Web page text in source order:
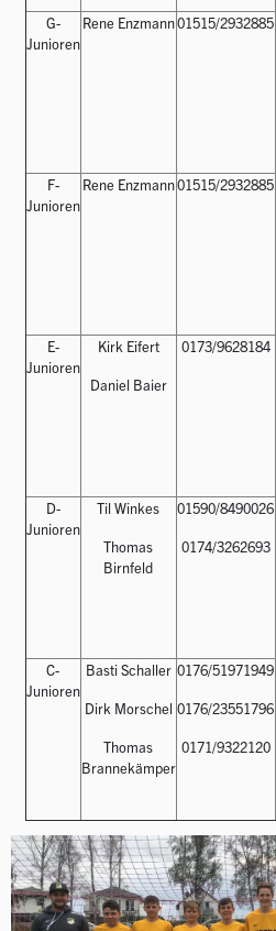
G-
Junioren
Rene Enzmann01515/2932885
F-
Junioren
Rene Enzmann01515/2932885
E-
Junioren
Kirk Eifert
Daniel Baier
0173/9628184
D-
Junioren
Til Winkes
Thomas
Birnfeld
01590/8490026
0174/3262693
C-
Junioren
Basti Schaller
Dirk Morschel
Thomas
Brannekämper
0176/51971949
0176/23551796
0171/9322120